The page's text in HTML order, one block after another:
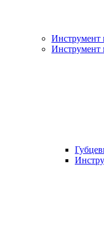
Инструмент
Инструмент